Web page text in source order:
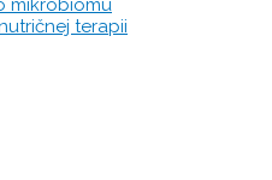
mikrobiomu
terapii